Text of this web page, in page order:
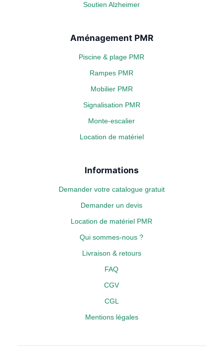
Soutien Alzheimer
Aménagement PMR
Piscine & plage PMR
Rampes PMR
Mobilier PMR
Signalisation PMR
Monte-escalier
Location de matériel
Informations
Demander votre catalogue gratuit
Demander un devis
Location de matériel PMR
Qui sommes-nous ?
Livraison & retours
FAQ
CGV
CGL
Mentions légales